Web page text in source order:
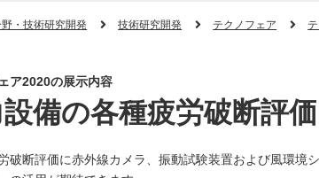
（新しいウィンドウを開きます）
お知らせ （新しいウィンドウを開きます）
よくあるご質問・お問い合わせ
・技術研究開発 技術研究開発 テクノフェア
ア2020の展示内容
備の各種疲労破断評価
破断評価に赤外線カメラ、振動試験装置および風環境